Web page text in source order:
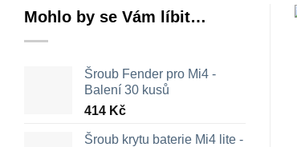
Mohlo by se Vám líbit…
Šroub Fender pro Mi4 -
Balení 30 kusů
414 Kč
Šroub krytu baterie Mi4 lite -